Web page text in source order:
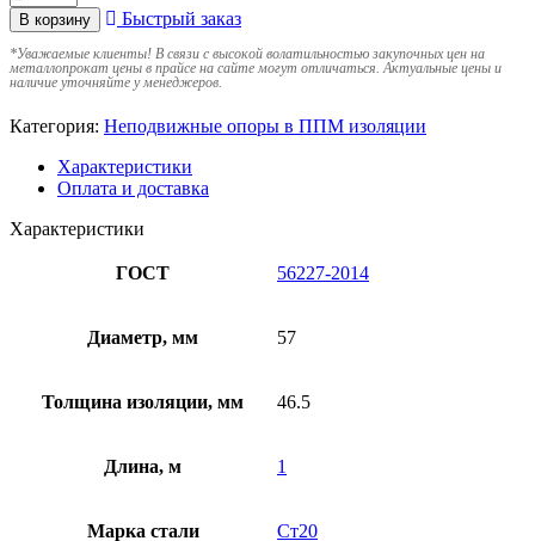
В корзину Быстрый заказ
*Уважаемые клиенты! В связи с высокой волатильностью закупочных цен на
металлопрокат цены в прайсе на сайте могут отличаться. Актуальные цены и
наличие уточняйте у менеджеров.
Категория: Неподвижные опоры в ППМ изоляции
Характеристики
Оплата и доставка
Характеристики
ГОСТ 56227-2014
Диаметр, мм 57
Толщина изоляции, мм 46.5
Длина, м 1
Марка стали Ст20